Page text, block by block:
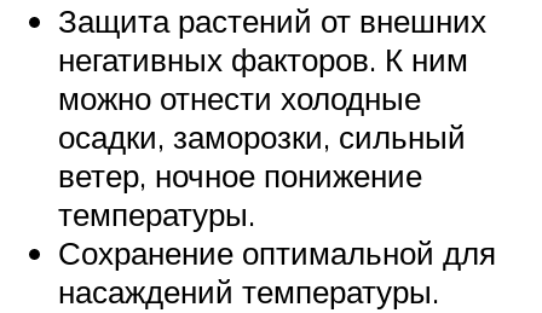
Защита растений от внешних
негативных факторов. К ним
можно отнести холодные
осадки, заморозки, сильный
ветер, ночное понижение
температуры.
Сохранение оптимальной для
насаждений температуры.